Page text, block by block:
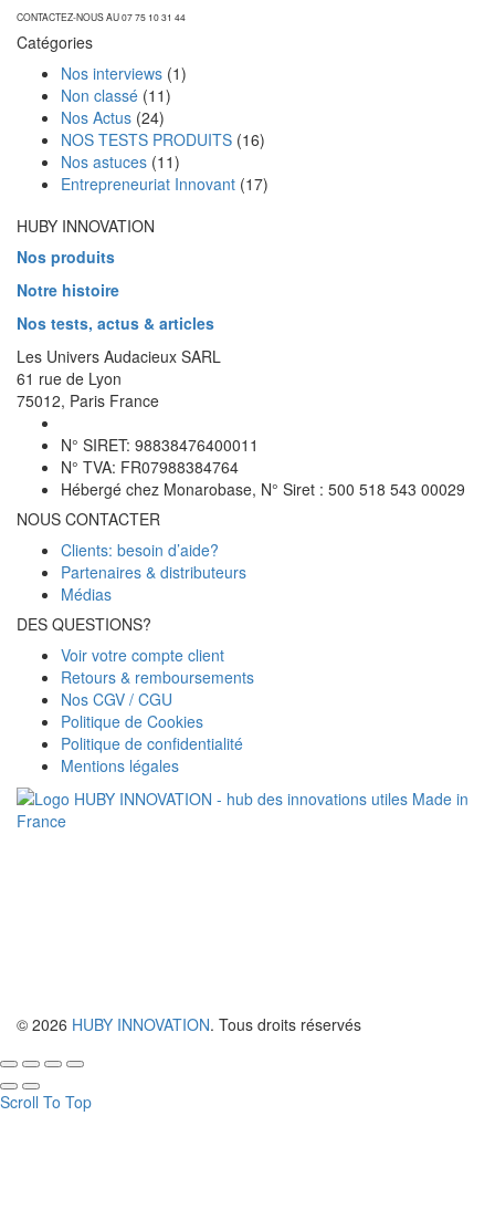
CONTACTEZ-NOUS AU 07 75 10 31 44
Catégories
Nos interviews (1)
Non classé (11)
Nos Actus (24)
NOS TESTS PRODUITS (16)
Nos astuces (11)
Entrepreneuriat Innovant (17)
HUBY INNOVATION
Nos produits
Notre histoire
Nos tests, actus & articles
Les Univers Audacieux SARL
61 rue de Lyon
75012, Paris France
N° SIRET: 98838476400011
N° TVA: FR07988384764
Hébergé chez Monarobase, N° Siret : 500 518 543 00029
NOUS CONTACTER
Clients: besoin d’aide?
Partenaires & distributeurs
Médias
DES QUESTIONS?
Voir votre compte client
Retours & remboursements
Nos CGV / CGU
Politique de Cookies
Politique de confidentialité
Mentions légales
© 2026 HUBY INNOVATION. Tous droits réservés
Scroll To Top